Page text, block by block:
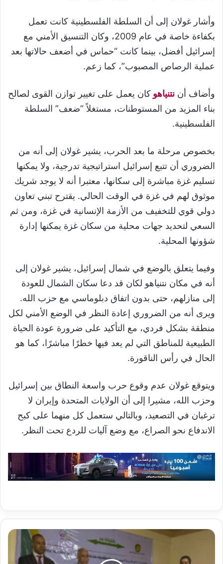
وأشار غولان إلى أن السلطة الفلسطينية كانت تعمل
بكفاءة خاصة في عام 2009، وكان التنسيق الأمني مع
إسرائيل أفضل، بينما كانت “حماس في أضعف حالاتها بعد
عملية الرصاص المصبوب”، كما زعم.
وأضاف أن نتنياهو كان يعمل على تغيير توازن القوى لصالح
بناء المزيد من المستوطنات، مستغلاً “ضعف” السلطة
الفلسطينية.
بخصوص مرحلة ما بعد الحرب، يشير غولان إلى أنه من
الضروري أن تتبع إسرائيل استراتيجية تدرجية، ولا يمكنها
تسليم غزة مباشرة إلى سكانها، معتبرا أنه لا يوجد شريك
موثوق لهم في غزة في الوقت الحالي. يقترح تبني تعاون
دولي قوي للتخفيف من الأزمة الإنسانية في غزة، ومن ثم
السعي لتحديد جهات محلية من سكان غزة يمكنها إدارة
شؤونها المحلية.
وفيما يتعلق بالوضع في شمال إسرائيل، يشير غولان إلى
أنه في مكان نتنياهو لكان قد دعا سكان الشمال للعودة
إلى منازلهم، حتى بدون اتفاق دبلوماسي مع حزب الله.
ويرى أنه من الضروري إعادة النظر في الوضع الأمني لكل
منطقة بشكل فردي، مع التأكيد على ضرورة عودة الحياة
الطبيعية للمناطق التي لم يعد فيها خطرًا مباشرًا، كما هو
الحال في رأس الناقورة.
ويتوقع غولان عدم وقوع حرب واسعة النطاق بين إسرائيل
وحزب الله، مشيرا إلى أن الولايات المتحدة وإيران لا
ترغبان في التصعيد، وبالتالي ستعمل كل منهما على كبح
الاندفاع نحو الصراع، مع وضع آليات للردع تحت النظر.
وزارة